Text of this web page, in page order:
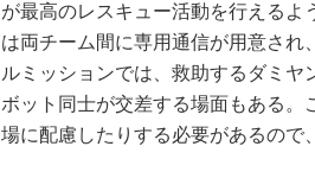
が最高のレスキュー活動を行えるよ
は両チーム間に専用通信が用意され
ルミッションでは、救助するダミヤ
ボット同士が交差する場面もある。
場に配慮したりする必要があるので